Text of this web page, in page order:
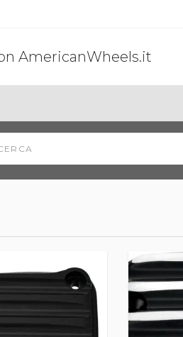
AmericanWheels.it